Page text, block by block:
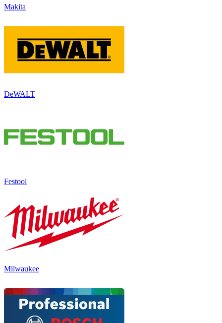
Makita
DeWALT
Festool
Milwaukee